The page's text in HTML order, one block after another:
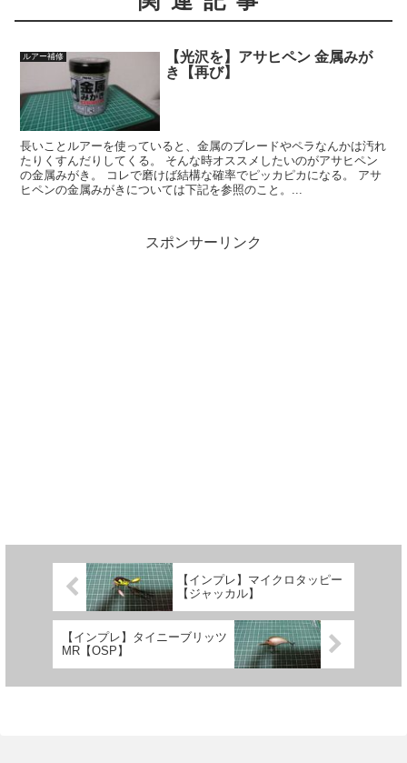
ルアー補修
【光沢を】アサヒペン 金属みが
き【再び】
長いことルアーを使っていると、金属のブレードやペラなんかは汚れ
たりくすんだりしてくる。 そんな時オススメしたいのがアサヒペン
の金属みがき。 コレで磨けば結構な確率でピッカピカになる。 アサ
ヒペンの金属みがきについては下記を参照のこと。...
スポンサーリンク
【インプレ】マイクロタッピー
【ジャッカル】
【インプレ】タイニーブリッツ
MR【OSP】